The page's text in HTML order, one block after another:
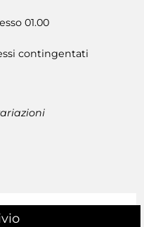
01.00
contingentati